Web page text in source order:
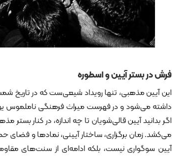
فرش در بستر آیین و اسطوره
این آیین مذهبی،‌ تنها رویداد شیعی‌ست که در
داشته می‌شود و در فهرست میراث فرهنگی ناملموس
اگر بدانید آیین قالی‌شویان تا چه اندازه، در کنار بستر
می‌کشد. زمان برگزاری، ساختار آیینی، نمادها و
آیین سوگواری نیست، بلکه ادامه‌ای از سنت‌های